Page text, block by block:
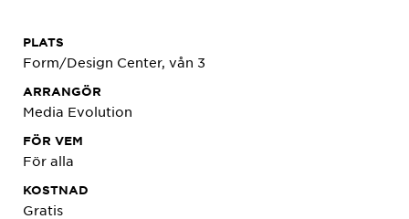
PLATS
Form/Design Center, vån 3
ARRANGÖR
Media Evolution
FÖR VEM
För alla
KOSTNAD
Gratis